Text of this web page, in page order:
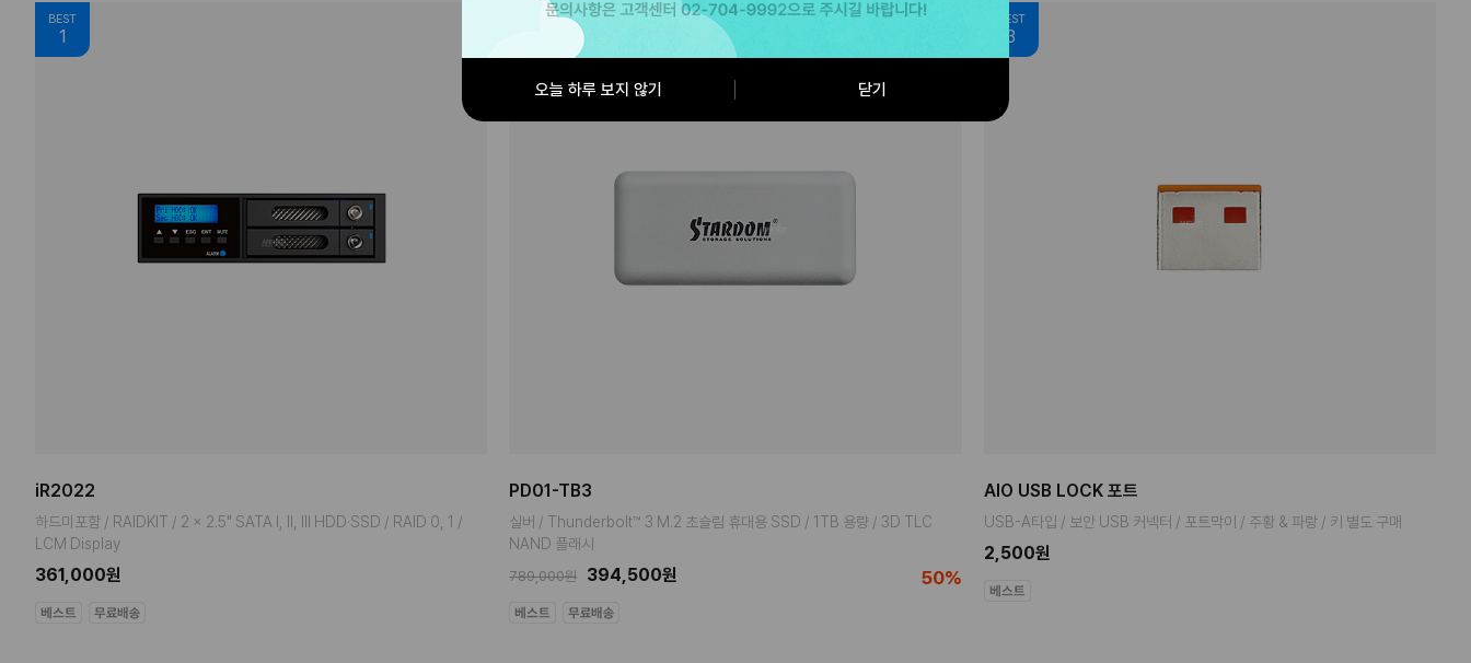
오늘 하루 보지 않기 닫기
BEST
1
iR2022
하드미포함 / RAIDKIT / 2 x 2.5" SATA I, II, III HDD·SSD / RAID 0, 1 /
LCM Display
361,000원
BEST
PD01-TB3
실버 / Thunderbolt™ 3 M.2 초슬림 휴대용 SSD / 1TB 용량 / 3D TLC
NAND 플래시
50%
789,000원 394,500원
BEST
3
AIO USB LOCK 포트
USB-A타입 / 보안 USB 커넥터 / 포트막이 / 주황 & 파랑 / 키 별도 구매
2,500원